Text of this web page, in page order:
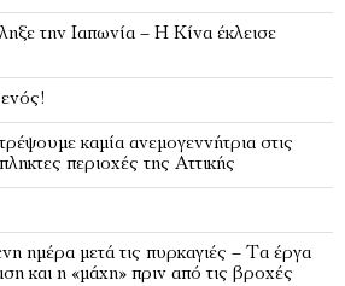
την Ιαπωνία – H Κίνα έκλεισε
καμία ανεμογεννήτρια στις
περιοχές της Αττικής
ημέρα μετά τις πυρκαγιές – Τα έργα
και η «μάχη» πριν από τις βροχές